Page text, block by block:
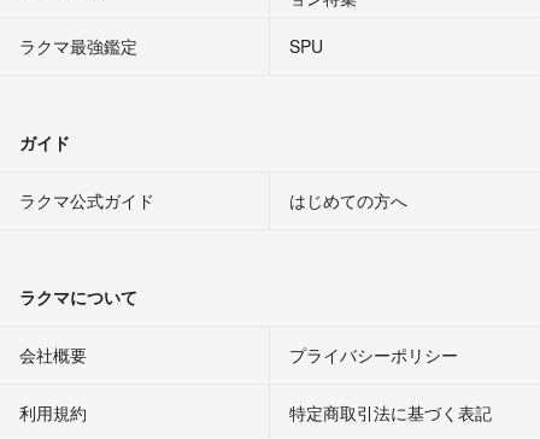
ラクマ最強鑑定
SPU
ガイド
ラクマ公式ガイド はじめての方へ
ラクマについて
会社概要 プライバシーポリシー
利用規約 特定商取引法に基づく表記